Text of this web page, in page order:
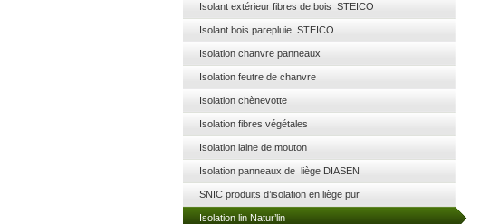
Isolant extérieur fibres de bois STEICO
Isolant bois parepluie STEICO
Isolation chanvre panneaux
Isolation feutre de chanvre
Isolation chènevotte
Isolation fibres végétales
Isolation laine de mouton
Isolation panneaux de liège DIASEN
SNIC produits d’isolation en liège pur
Isolation lin Natur’lin